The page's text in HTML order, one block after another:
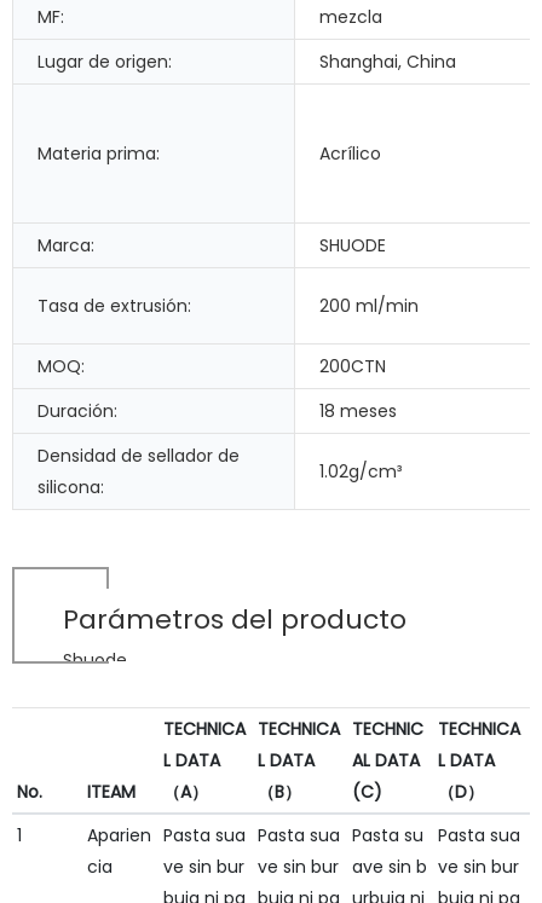
MF:
mezcla
Lugar de origen:
Shanghai, China
Materia prima: Acrílico
Marca: SHUODE
Tasa de extrusión: 200 ml/min
MOQ:
200CTN
Duración:
18 meses
Densidad de sellador de
silicona:
1.02g/cm³
Parámetros del producto
Shuode
No. ITEAM
TECHNICA
L DATA
（A）
TECHNICA
L DATA
（B）
TECHNIC
AL DATA
(C)
TECHNICA
L DATA
（D）
1
Aparien
cia
Pasta sua
ve sin bur
Pasta sua
ve sin bur
Pasta su
ave sin b
Pasta sua
ve sin bur